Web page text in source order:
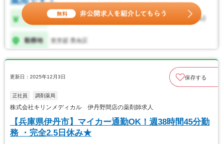
更新日：2025年12月3日 保存する
正社員 調剤薬局
株式会社キリンメディカル 伊丹野間店の薬剤師求人
【兵庫県伊丹市】マイカー通勤OK！週38時間45分勤
務 ・完全2.5日休み★